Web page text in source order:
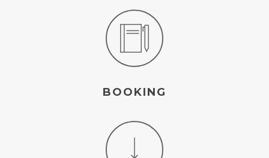
BOOKING